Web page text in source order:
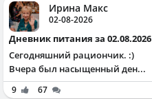
Ирина Макс
02-08-2026
Дневник питания за 02.08.2026
Сегодняшний рациончик. :)
Вчера был насыщенный ден...
9
67